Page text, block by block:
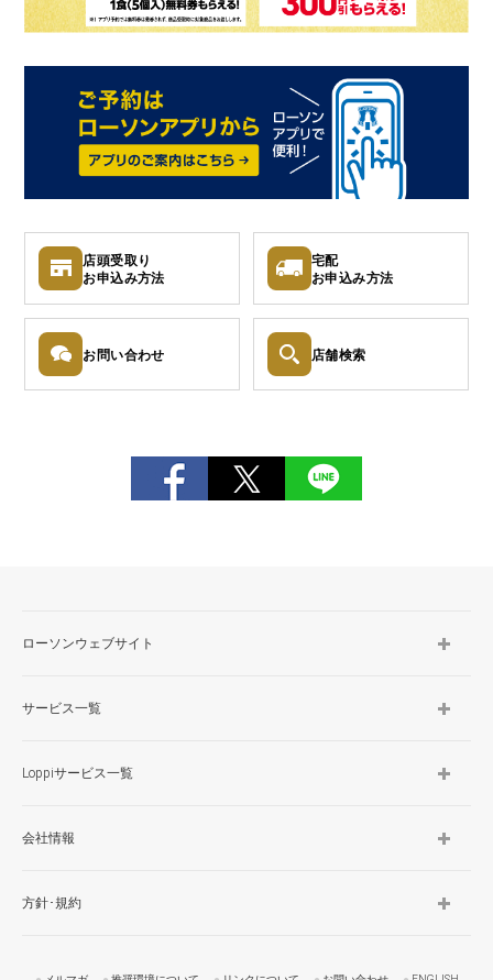
店頭受取り
お申込み方法
宅配
お申込み方法
お問い合わせ 店舗検索
ローソンウェブサイト
サービス一覧
Loppiサービス一覧
会社情報
方針･規約